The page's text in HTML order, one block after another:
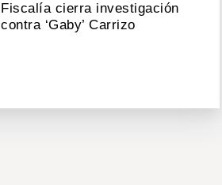
Fiscalía cierra investigación
contra ‘Gaby’ Carrizo